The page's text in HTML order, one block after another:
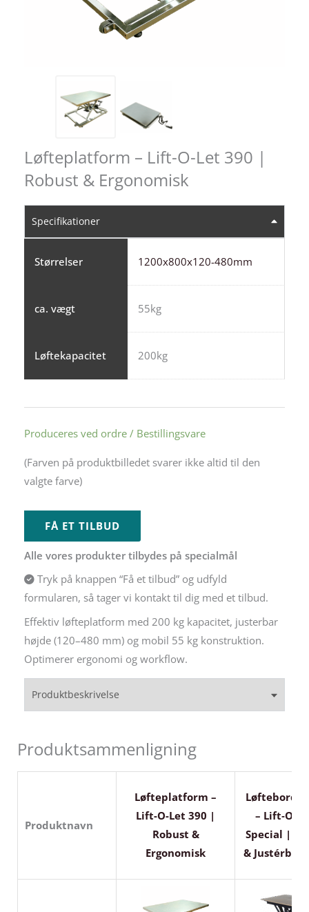
Løfteplatform – Lift-O-Let 390 |
Robust & Ergonomisk
Specifikationer
Størrelser 1200x800x120-480mm
ca. vægt 55kg
Løftekapacitet 200kg
Produceres ved ordre / Bestillingsvare
Alternative:
(Farven på produktbilledet svarer ikke altid til den
valgte farve)
FÅ ET TILBUD
Alle vores produkter tilbydes på specialmål
Tryk på knappen “Få et tilbud” og udfyld
formularen, så tager vi kontakt til dig med et tilbud.
Effektiv løfteplatform med 200 kg kapacitet, justerbar
højde (120–480 mm) og mobil 55 kg konstruktion.
Optimerer ergonomi og workflow.
Produktbeskrivelse
Produktsammenligning
Produktnavn
Løfteplatform –
Lift-O-Let 390 |
Robust &
Ergonomisk
Løftebord
–
Special |
& Justérbart